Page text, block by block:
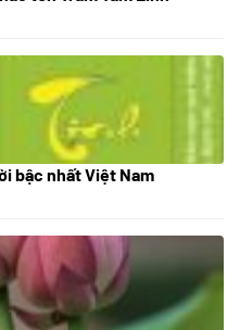
bậc nhất Việt Nam